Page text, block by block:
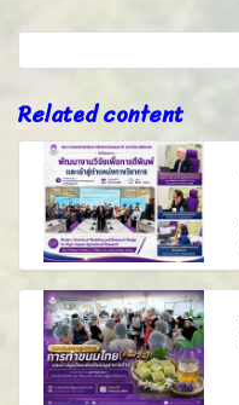
Related content